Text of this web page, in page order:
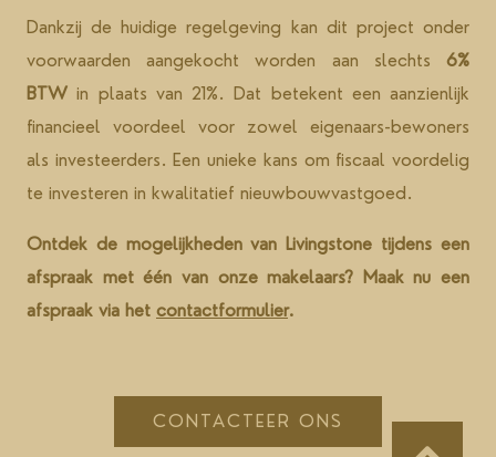
Dankzij de huidige regelgeving kan dit project onder
voorwaarden aangekocht worden aan slechts 6%
BTW in plaats van 21%. Dat betekent een aanzienlijk
financieel voordeel voor zowel eigenaars-bewoners
als investeerders. Een unieke kans om fiscaal voordelig
te investeren in kwalitatief nieuwbouwvastgoed.
Ontdek de mogelijkheden van Livingstone tijdens een
afspraak met één van onze makelaars? Maak nu een
afspraak via het contactformulier.
CONTACTEER ONS